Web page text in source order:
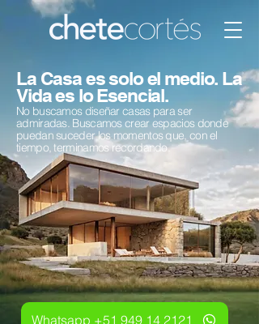
La Casa es solo el medio. La
Vida es lo Esencial.
No buscamos diseñar casas para ser
admiradas. Buscamos crear espacios donde
puedan suceder los momentos que, con el
tiempo, terminamos recordando.
Whatsapp +51 949 14 2121